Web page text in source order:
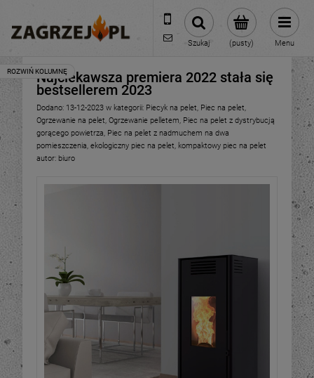
600 373 809
sklep@zagrzej.pl
(pusty)
Szukaj Menu
Najciekawsza premiera 2022 stała się
bestsellerem 2023
Dodano: 13-12-2023 w kategorii: Piecyk na pelet, Piec na pelet,
Ogrzewanie na pelet, Ogrzewanie pelletem, Piec na pelet z dystrybucją
gorącego powietrza, Piec na pelet z nadmuchem na dwa
pomieszczenia, ekologiczny piec na pelet, kompaktowy piec na pelet
autor: biuro